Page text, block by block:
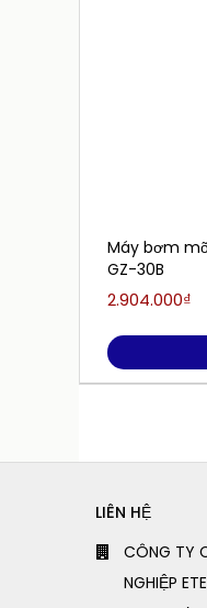
Máy bơm
GZ-30B
2.904.000₫
LIÊN HỆ
CÔNG TY
NGHIỆP